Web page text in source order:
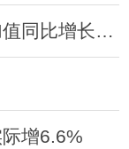
国家统计局：一季度服务业增加值同比增长7.5%
增6.6%